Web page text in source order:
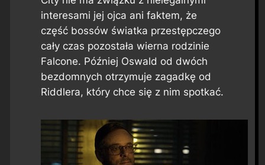
interesami jej ojca ani faktem, że
część bossów światka przestępczego
cały czas pozostała wierna rodzinie
Falcone. Później Oswald od dwóch
bezdomnych otrzymuje zagadkę od
Riddlera, który chce się z nim spotkać.